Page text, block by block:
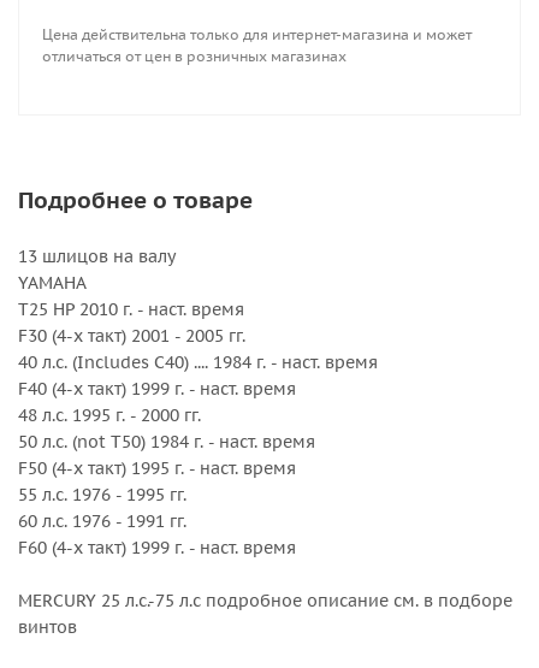
DT 40 1983 - 1998 гг.
DF 40 (4-х такт.) 1999 - 2000 гг.
DT 60 1983 - 1984 гг.
DT 65 1985 - 1997 гг.
TOHATSU
35 л.с. (только 35B) до 1984 г.
40 л.с. 1984 г. - наст. время
50 л.с. (кроме 50C) 1992 г. - наст. время
HONDA
BF 35 л.с. 1991 - 1994 гг.
BF 40 л.с. 1995 г. - наст. время
BF 45 л.с. 1991 - 1994 гг.
BF 50/50A л.с. 1995 г. - наст. время
Внешний диаметр, дюйм : 10.8
Цена действительна только для интернет-магазина и может
отличаться от цен в розничных магазинах
Подробнее о товаре
13 шлицов на валу
YAMAHA
T25 HP 2010 г. - наст. время
F30 (4-х такт) 2001 - 2005 гг.
40 л.с. (Includes C40) .... 1984 г. - наст. время
F40 (4-х такт) 1999 г. - наст. время
48 л.с. 1995 г. - 2000 гг.
50 л.с. (not T50) 1984 г. - наст. время
F50 (4-х такт) 1995 г. - наст. время
55 л.с. 1976 - 1995 гг.
60 л.с. 1976 - 1991 гг.
F60 (4-х такт) 1999 г. - наст. время
MERCURY 25 л.с.-75 л.с подробное описание см. в подборе
винтов